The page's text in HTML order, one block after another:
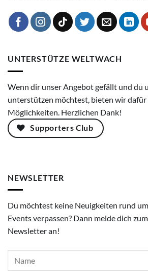
UNTERSTÜTZE WELTWACH
Wenn dir unser Angebot gefällt und du
unterstützen möchtest, bieten wir dafür
Möglichkeiten. Herzlichen Dank!
Supporters Club
NEWSLETTER
Du möchtest keine Neuigkeiten rund
Events verpassen? Dann melde dich
Newsletter an!